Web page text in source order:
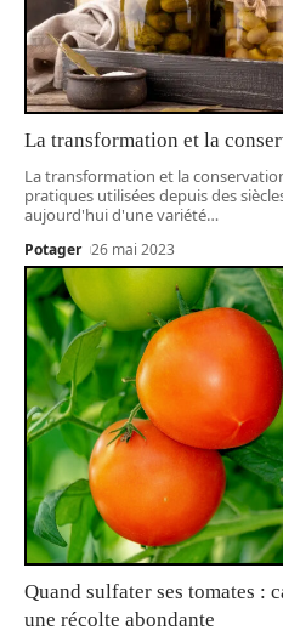
La transformation et la
La transformation et la
pratiques utilisées depuis des
aujourd'hui d'une variété…
Potager 26 mai 2023
Quand sulfater ses tomates :
une récolte abondante